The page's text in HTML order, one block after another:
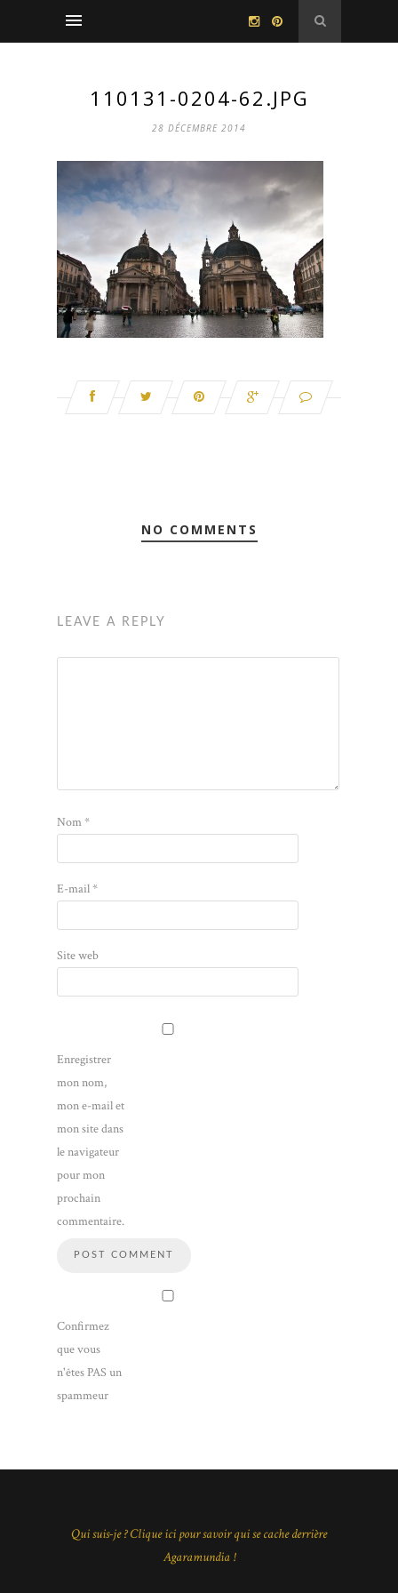
110131-0204-62.JPG
28 DÉCEMBRE 2014
NO COMMENTS
LEAVE A REPLY
Nom*
E-mail*
Site web
Enregistrer
mon nom,
mon e-mail et
mon site dans
le navigateur
pour mon
prochain
commentaire.
Confirmez
que vous
n'êtes PAS un
spammeur
Qui suis-je ? Clique ici pour savoir qui se cache derrière
Agaramundia !